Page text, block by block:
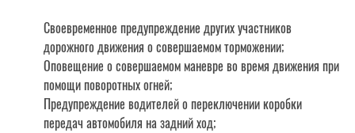
Своевременное предупреждение других участников
дорожного движения о совершаемом торможении;
Оповещение о совершаемом маневре во время движения при
помощи поворотных огней;
Предупреждение водителей о переключении коробки
передач автомобиля на задний ход;